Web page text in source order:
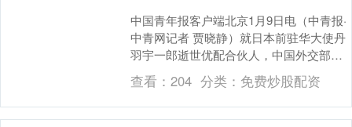
中国青年报客户端北京1月9日电（中青报·
中青网记者 贾晓静）就日本前驻华大使丹
羽宇一郎逝世优配合伙人，中国外交部发
言人毛宁今天下午在例行记者会上应询表
示优配合伙....
查看：204 分类： 免费炒股配资